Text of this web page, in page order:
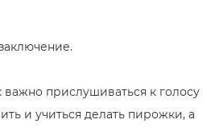
прислушиваться к голосу
и учиться делать пирожки, а